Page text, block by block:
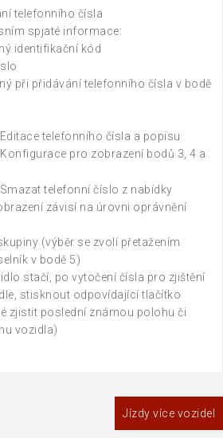
telefonního čísla
spjaté informace:
identifikační kód
při přidávání telefonního čísla v bodě
telefonního čísla a popisu
pro zobrazení bodů 3, 4 a
telefonní číslo z nabídky
závisí na úrovni oprávnění
(výběr se zvolí přetažením
v bodě 5)
stačí, po vytočení čísla pro zjištění
stisknout odpovídající tlačítko
zjistit poslední známou polohu či
vozidla)
Jízdy více vozidel